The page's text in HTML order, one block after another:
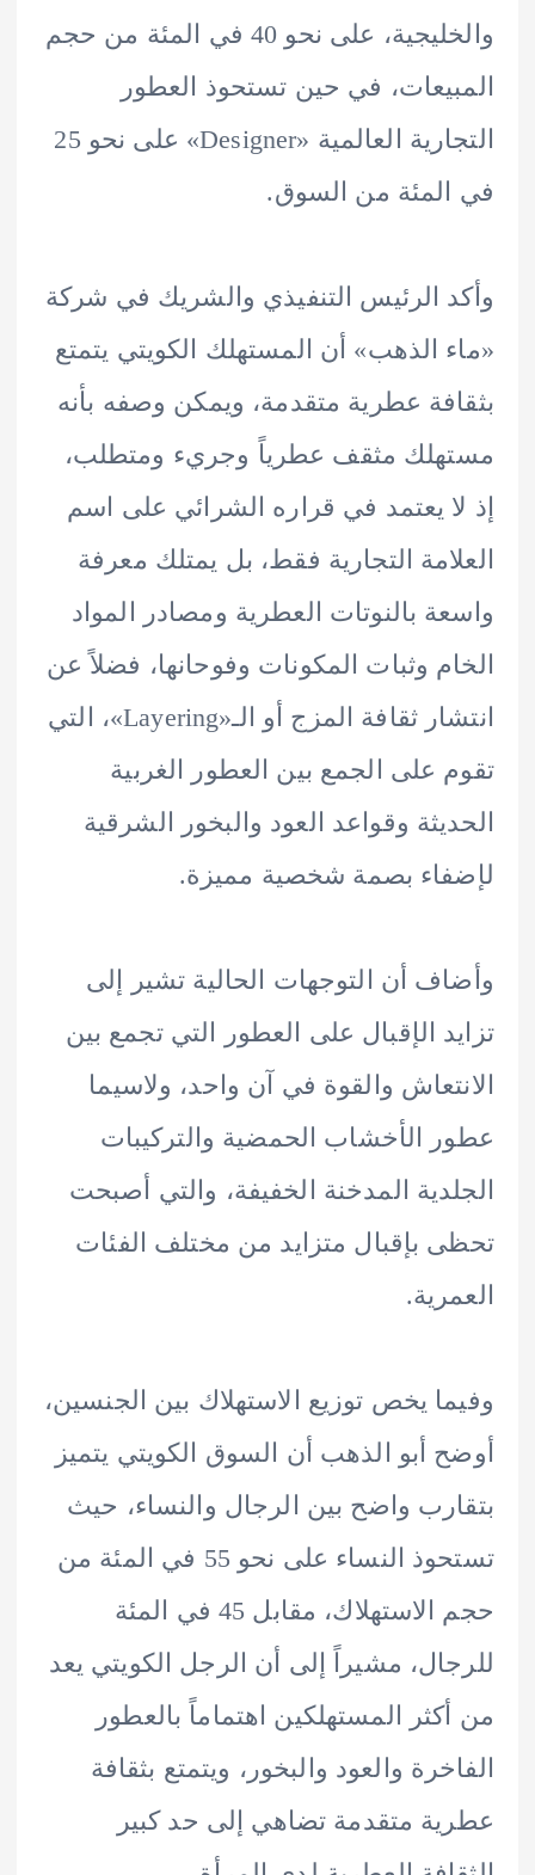
والخليجية، على نحو 40 في المئة من حجم
في حين تستحوذ العطور
التجارية العالمية «Designer» على نحو 25
من السوق.
الرئيس التنفيذي والشريك في شركة
الذهب» أن المستهلك الكويتي يتمتع
عطرية متقدمة، ويمكن وصفه بأنه
مثقف عطرياً وجريء ومتطلب،
يعتمد في قراره الشرائي على اسم
التجارية فقط، بل يمتلك معرفة
بالنوتات العطرية ومصادر المواد
وثبات المكونات وفوحانها، فضلاً عن
انتشار ثقافة المزج أو الـ«Layering»، التي
على الجمع بين العطور الغربية
وقواعد العود والبخور الشرقية
بصمة شخصية مميزة.
أن التوجهات الحالية تشير إلى
الإقبال على العطور التي تجمع بين
والقوة في آن واحد، ولاسيما
الأخشاب الحمضية والتركيبات
المدخنة الخفيفة، والتي أصبحت
بإقبال متزايد من مختلف الفئات
يخص توزيع الاستهلاك بين الجنسين،
أبو الذهب أن السوق الكويتي يتميز
واضح بين الرجال والنساء، حيث
تستحوذ النساء على نحو 55 في المئة من
حجم الاستهلاك، مقابل 45 في المئة
مشيراً إلى أن الرجل الكويتي يعد
المستهلكين اهتماماً بالعطور
والعود والبخور، ويتمتع بثقافة
متقدمة تضاهي إلى حد كبير